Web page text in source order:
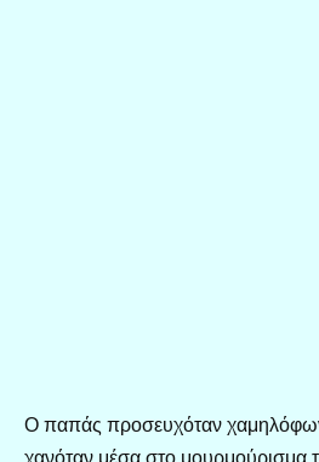
Ο παπάς προσευχόταν
χανόταν μέσα στο μουρμούρισμα